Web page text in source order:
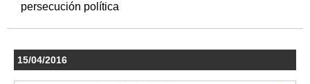
persecución política
15/04/2016